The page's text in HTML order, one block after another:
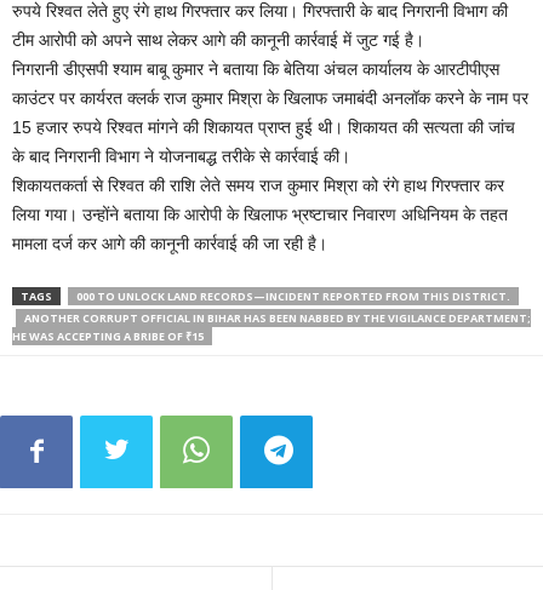
रुपये रिश्वत लेते हुए रंगे हाथ गिरफ्तार कर लिया। गिरफ्तारी के बाद निगरानी विभाग की
टीम आरोपी को अपने साथ लेकर आगे की कानूनी कार्रवाई में जुट गई है।
निगरानी डीएसपी श्याम बाबू कुमार ने बताया कि बेतिया अंचल कार्यालय के आरटीपीएस
काउंटर पर कार्यरत क्लर्क राज कुमार मिश्रा के खिलाफ जमाबंदी अनलॉक करने के नाम पर
15 हजार रुपये रिश्वत मांगने की शिकायत प्राप्त हुई थी। शिकायत की सत्यता की जांच
के बाद निगरानी विभाग ने योजनाबद्ध तरीके से कार्रवाई की।
शिकायतकर्ता से रिश्वत की राशि लेते समय राज कुमार मिश्रा को रंगे हाथ गिरफ्तार कर
लिया गया। उन्होंने बताया कि आरोपी के खिलाफ भ्रष्टाचार निवारण अधिनियम के तहत
मामला दर्ज कर आगे की कानूनी कार्रवाई की जा रही है।
TAGS
000 TO UNLOCK LAND RECORDS—INCIDENT REPORTED FROM THIS DISTRICT.
ANOTHER CORRUPT OFFICIAL IN BIHAR HAS BEEN NABBED BY THE VIGILANCE DEPARTMENT;
HE WAS ACCEPTING A BRIBE OF ₹15